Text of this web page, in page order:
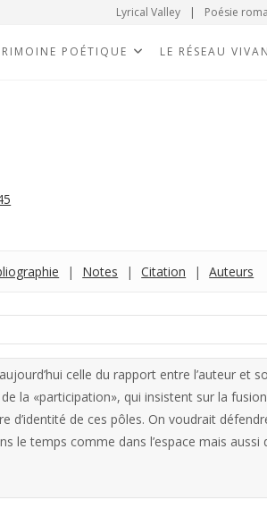
Lyrical Valley | Poésie
POÉTIQUE LE RÉSEAU
| Notes | Citation | Auteurs
celle du rapport entre l’auteur et
la «participation», qui insistent sur la
d’identité de ces pôles. On voudrait
le temps comme dans l’espace mais aussi